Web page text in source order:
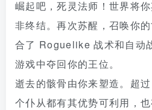
崛起吧，死灵法师！世界将
非终结。再次苏醒，召唤你
合了 Roguelike 战术和自动
游戏中夺回你的王位。
逝去的骸骨由你来塑造。超
个仆从都有其优势可利用，